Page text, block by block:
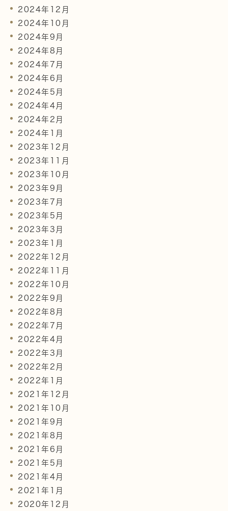
2024年12月
2024年10月
2024年9月
2024年8月
2024年7月
2024年6月
2024年5月
2024年4月
2024年2月
2024年1月
2023年12月
2023年11月
2023年10月
2023年9月
2023年7月
2023年5月
2023年3月
2023年1月
2022年12月
2022年11月
2022年10月
2022年9月
2022年8月
2022年7月
2022年4月
2022年3月
2022年2月
2022年1月
2021年12月
2021年10月
2021年9月
2021年8月
2021年6月
2021年5月
2021年4月
2021年1月
2020年12月